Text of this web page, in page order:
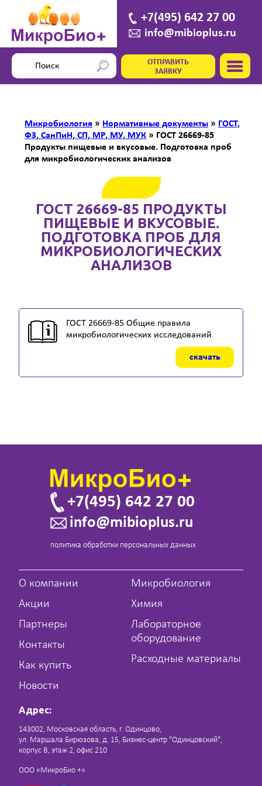
+7(495) 642 27 00
info@mibioplus.ru
ОТПРАВИТЬ
ЗАЯВКУ
Микробиология » Нормативные документы » ГОСТ,
ФЗ, СанПиН, СП, МР, МУ, МУК » ГОСТ 26669-85
Продукты пищевые и вкусовые. Подготовка проб
для микробиологических анализов
ГОСТ 26669-85 ПРОДУКТЫ
ПИЩЕВЫЕ И ВКУСОВЫЕ.
ПОДГОТОВКА ПРОБ ДЛЯ
МИКРОБИОЛОГИЧЕСКИХ
АНАЛИЗОВ
ГОСТ 26669-85 Общие правила
микробиологических исследований
скачать
+7(495) 642 27 00
info@mibioplus.ru
политика обработки персональных данных
О компании
Акции
Партнеры
Контакты
Как купить
Новости
Микробиология
Химия
Лабораторное
оборудование
Расходные материалы
Адрес:
143002, Московская область, г. Одинцово,
ул. Маршала Бирюзова, д. 15, Бизнес-центр "Одинцовский",
корпус В, этаж 2, офис 210
ООО «МикроБио +»